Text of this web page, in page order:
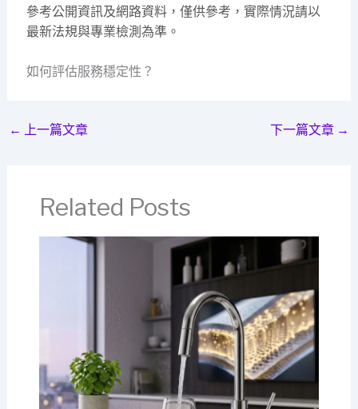
參考公開資訊及網路資料，僅供參考，實際情況請以
最新法規與專業檢測為準。
如何評估服務穩定性？
← 上一篇文章 下一篇文章 →
Related Posts